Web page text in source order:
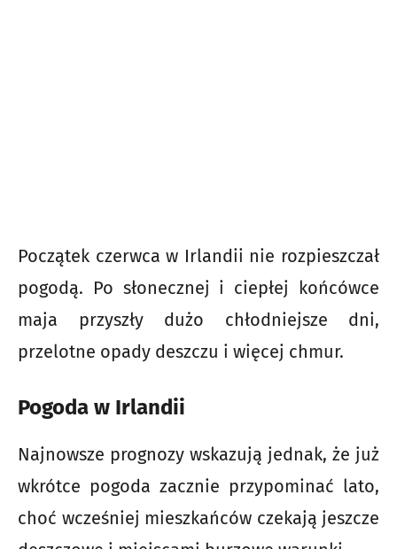
Początek czerwca w Irlandii nie rozpieszczał
pogodą. Po słonecznej i ciepłej końcówce
maja przyszły dużo chłodniejsze dni,
przelotne opady deszczu i więcej chmur.
Pogoda w Irlandii
Najnowsze prognozy wskazują jednak, że już
wkrótce pogoda zacznie przypominać lato,
choć wcześniej mieszkańców czekają jeszcze